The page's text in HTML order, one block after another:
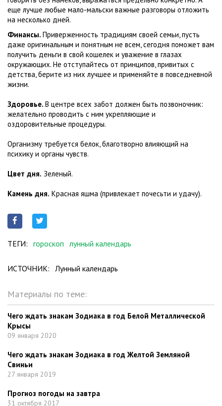
еще лучше любые мало-мальски важные разговоры отложить
на несколько дней.
Финансы. Приверженность традициям своей семьи, пусть
даже оригинальным и понятным не всем, сегодня поможет вам
получить деньги в свой кошелек и уважение в глазах
окружающих. Не отступайтесь от принципов, привитых с
детства, берите из них лучшее и применяйте в повседневной
жизни.
Здоровье. В центре всех забот должен быть позвоночник:
желательно проводить с ним укрепляющие и
оздоровительные процедуры.
Организму требуется белок, благотворно влияющий на
психику и органы чувств.
Цвет дня. Зеленый.
Камень дня. Красная яшма (привлекает почесьти и удачу).
ТЕГИ: гороскоп лунный календарь
ИСТОЧНИК: Лунный календарь
Материалы по теме:
Чего ждать знакам Зодиака в год Белой Металлической
Крысы
09 января 2020
Чего ждать знакам Зодиака в год Желтой Земляной
Свиньи
27 января 2019
Прогноз погоды на завтра
31 октября 2017